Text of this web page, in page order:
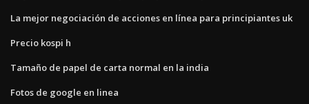
La mejor negociación de acciones en línea para principiantes uk
Precio kospi h
Tamaño de papel de carta normal en la india
Fotos de google en linea